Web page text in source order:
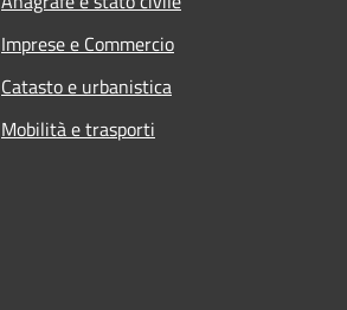
Imprese e Commercio
Catasto e urbanistica
Mobilità e trasporti